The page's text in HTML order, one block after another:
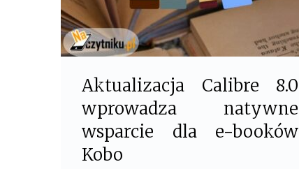
Aktualizacja Calibre 8.0
wprowadza natywne
wsparcie dla e-booków
Kobo